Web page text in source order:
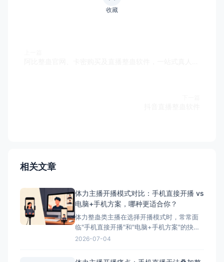
收藏
相关文章
体力主播开播模式对比：手机直接开播 vs
电脑+手机方案，哪种更适合你？
体力整蛊类主播在选择开播模式时，常常面
临"手机直接开播"和"电脑+手机方案"的抉
择。本文将详细对比这两种模式的优缺点，
2026-07-04